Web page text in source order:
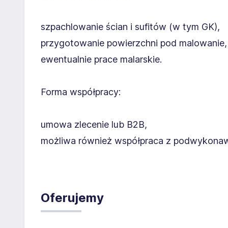
szpachlowanie ścian i sufitów (w tym GK),
przygotowanie powierzchni pod malowanie,
ewentualnie prace malarskie.
Forma współpracy:
umowa zlecenie lub B2B,
możliwa również współpraca z
Oferujemy